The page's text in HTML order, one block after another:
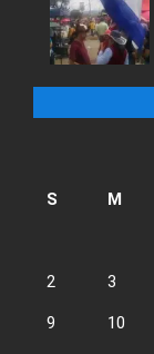
S
M
2 3
9 10